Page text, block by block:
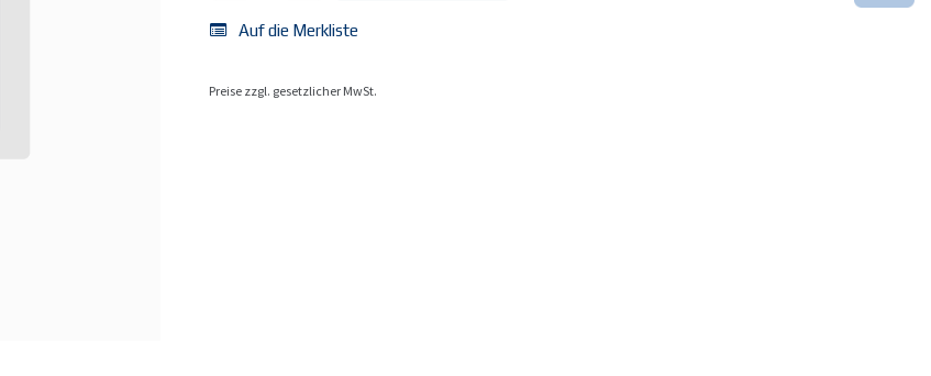
Auf die Merkliste
Preise zzgl. gesetzlicher MwSt.